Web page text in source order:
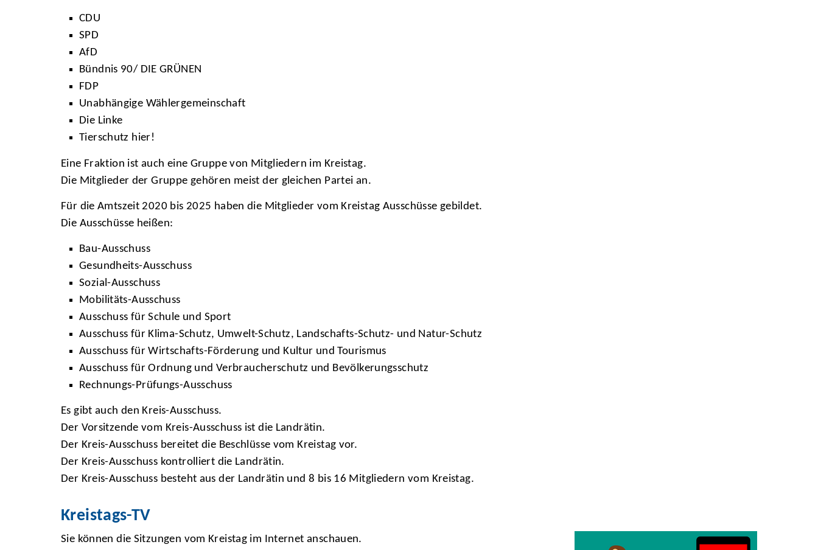
CDU
SPD
AfD
Bündnis 90/ DIE GRÜNEN
FDP
Unabhängige Wählergemeinschaft
Die Linke
Tierschutz hier!
Eine Fraktion ist auch eine Gruppe von Mitgliedern im Kreistag.
Die Mitglieder der Gruppe gehören meist der gleichen Partei an.
Für die Amtszeit 2020 bis 2025 haben die Mitglieder vom Kreistag Ausschüsse gebildet.
Die Ausschüsse heißen:
Bau-Ausschuss
Gesundheits-Ausschuss
Sozial-Ausschuss
Mobilitäts-Ausschuss
Ausschuss für Schule und Sport
Ausschuss für Klima-Schutz, Umwelt-Schutz, Landschafts-Schutz- und Natur-Schutz
Ausschuss für Wirtschafts-Förderung und Kultur und Tourismus
Ausschuss für Ordnung und Verbraucherschutz und Bevölkerungsschutz
Rechnungs-Prüfungs-Ausschuss
Es gibt auch den Kreis-Ausschuss.
Der Vorsitzende vom Kreis-Ausschuss ist die Landrätin.
Der Kreis-Ausschuss bereitet die Beschlüsse vom Kreistag vor.
Der Kreis-Ausschuss kontrolliert die Landrätin.
Der Kreis-Ausschuss besteht aus der Landrätin und 8 bis 16 Mitgliedern vom Kreistag.
Kreistags-TV
Sie können die Sitzungen vom Kreistag im Internet anschauen.